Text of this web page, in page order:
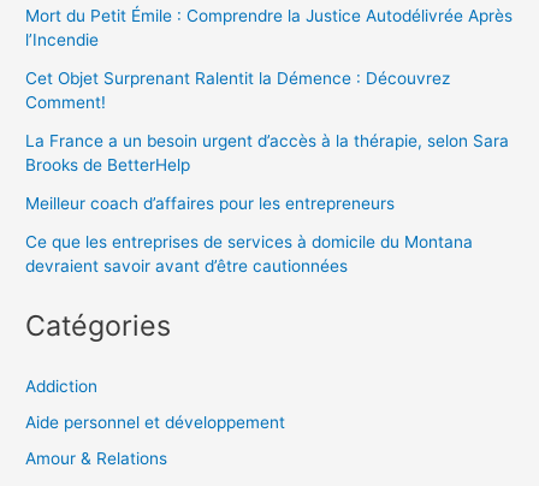
Mort du Petit Émile : Comprendre la Justice Autodélivrée Après
l’Incendie
Cet Objet Surprenant Ralentit la Démence : Découvrez
Comment!
La France a un besoin urgent d’accès à la thérapie, selon Sara
Brooks de BetterHelp
Meilleur coach d’affaires pour les entrepreneurs
Ce que les entreprises de services à domicile du Montana
devraient savoir avant d’être cautionnées
Catégories
Addiction
Aide personnel et développement
Amour & Relations